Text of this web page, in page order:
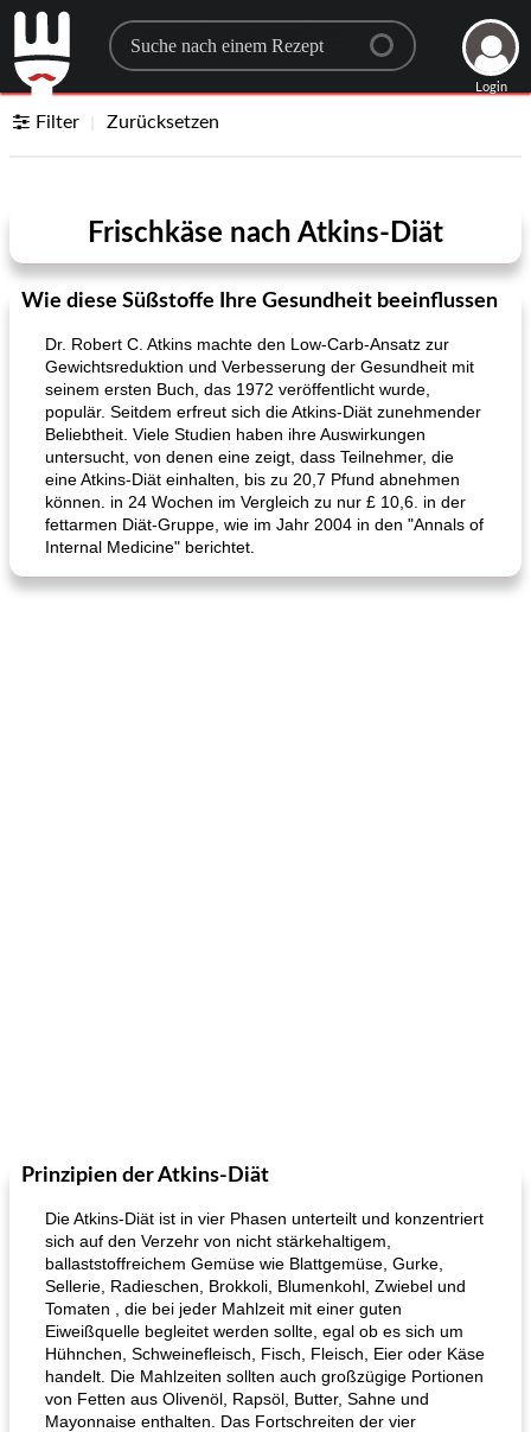
Search for a recipe
Login
Filter Zurücksetzen
Frischkäse nach Atkins-Diät
Wie diese Süßstoffe Ihre Gesundheit beeinflussen
Dr. Robert C. Atkins machte den Low-Carb-Ansatz zur
Gewichtsreduktion und Verbesserung der Gesundheit mit
seinem ersten Buch, das 1972 veröffentlicht wurde,
populär. Seitdem erfreut sich die Atkins-Diät zunehmender
Beliebtheit. Viele Studien haben ihre Auswirkungen
untersucht, von denen eine zeigt, dass Teilnehmer, die
eine Atkins-Diät einhalten, bis zu 20,7 Pfund abnehmen
können. in 24 Wochen im Vergleich zu nur £ 10,6. in der
fettarmen Diät-Gruppe, wie im Jahr 2004 in den "Annals of
Internal Medicine" berichtet.
Prinzipien der Atkins-Diät
Die Atkins-Diät ist in vier Phasen unterteilt und konzentriert
sich auf den Verzehr von nicht stärkehaltigem,
ballaststoffreichem Gemüse wie Blattgemüse, Gurke,
Sellerie, Radieschen, Brokkoli, Blumenkohl, Zwiebel und
Tomaten , die bei jeder Mahlzeit mit einer guten
Eiweißquelle begleitet werden sollte, egal ob es sich um
Hühnchen, Schweinefleisch, Fisch, Fleisch, Eier oder Käse
handelt. Die Mahlzeiten sollten auch großzügige Portionen
von Fetten aus Olivenöl, Rapsöl, Butter, Sahne und
Mayonnaise enthalten. Das Fortschreiten der vier